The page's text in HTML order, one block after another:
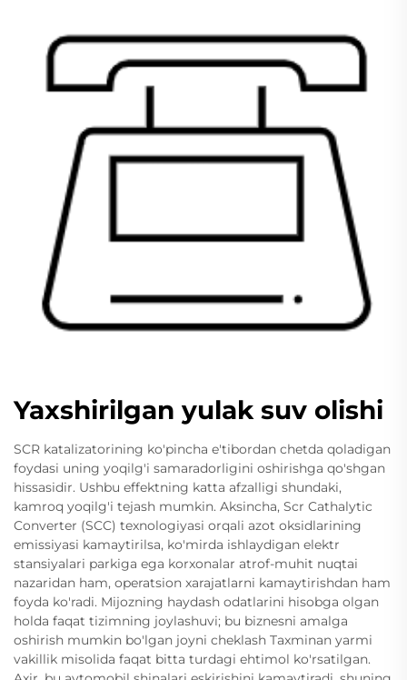
Yaxshirilgan yulak suv olishi
SCR katalizatorining ko'pincha e'tibordan chetda qoladigan
foydasi uning yoqilg'i samaradorligini oshirishga qo'shgan
hissasidir. Ushbu effektning katta afzalligi shundaki,
kamroq yoqilg'i tejash mumkin. Aksincha, Scr Cathalytic
Converter (SCC) texnologiyasi orqali azot oksidlarining
emissiyasi kamaytirilsa, ko'mirda ishlaydigan elektr
stansiyalari parkiga ega korxonalar atrof-muhit nuqtai
nazaridan ham, operatsion xarajatlarni kamaytirishdan ham
foyda ko'radi. Mijozning haydash odatlarini hisobga olgan
holda faqat tizimning joylashuvi; bu biznesni amalga
oshirish mumkin bo'lgan joyni cheklash Taxminan yarmi
vakillik misolida faqat bitta turdagi ehtimol ko'rsatilgan.